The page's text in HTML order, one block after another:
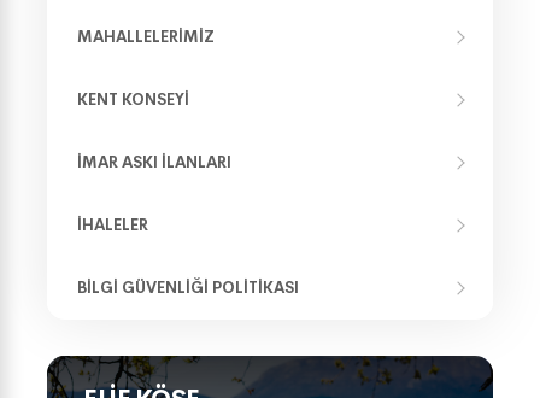
MAHALLELERIMIZ
KENT KONSEYI
İMAR ASKI İLANLARI
İHALELER
BILGI GÜVENLIĞI POLITIKASI